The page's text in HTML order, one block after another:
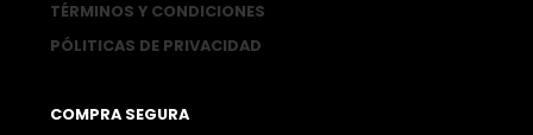
TÉRMINOS Y CONDICIONES
PÓLITICAS DE PRIVACIDAD
COMPRA SEGURA